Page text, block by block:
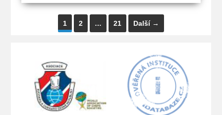
1 2 … 21 Další →